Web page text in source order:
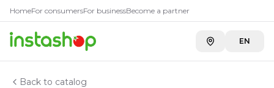
HomeFor consumersFor businessBecome a partner
EN
Back to catalog
Главная
Каталог
196 КОНФ. РАХАТ КОЛОСОК ВЕС/6